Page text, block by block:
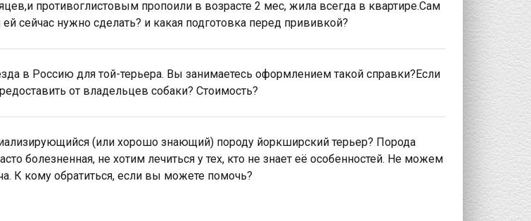
противоглистовым пропоили в возрасте 2 мес, жила всегда в квартире.Сам
сейчас нужно сделать? и какая подготовка перед прививкой?
в Россию для той-терьера. Вы занимаетесь оформлением такой справки?Если
от владельцев собаки? Стоимость?
(или хорошо знающий) породу йоркширский терьер? Порода
болезненная, не хотим лечиться у тех, кто не знает её особенностей. Не можем
К кому обратиться, если вы можете помочь?